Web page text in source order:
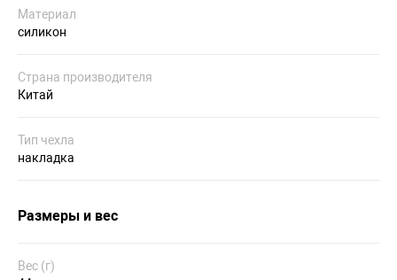
Материал
силикон
Страна производителя
Китай
Тип чехла
накладка
Размеры и вес
Вес (г)